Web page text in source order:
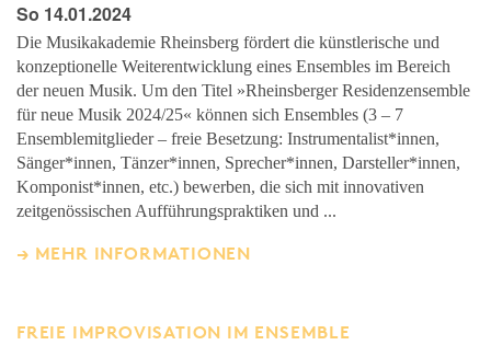
So 14.01.2024
Die Musikakademie Rheinsberg fördert die künstlerische und
konzeptionelle Weiterentwicklung eines Ensembles im Bereich
der neuen Musik. Um den Titel »Rheinsberger Residenzensemble
für neue Musik 2024/25« können sich Ensembles (3 – 7
Ensemblemitglieder – freie Besetzung: Instrumentalist*innen,
Sänger*innen, Tänzer*innen, Sprecher*innen, Darsteller*innen,
Komponist*innen, etc.) bewerben, die sich mit innovativen
zeitgenössischen Aufführungspraktiken und ...
MEHR INFORMATIONEN
FREIE IMPROVISATION IM ENSEMBLE